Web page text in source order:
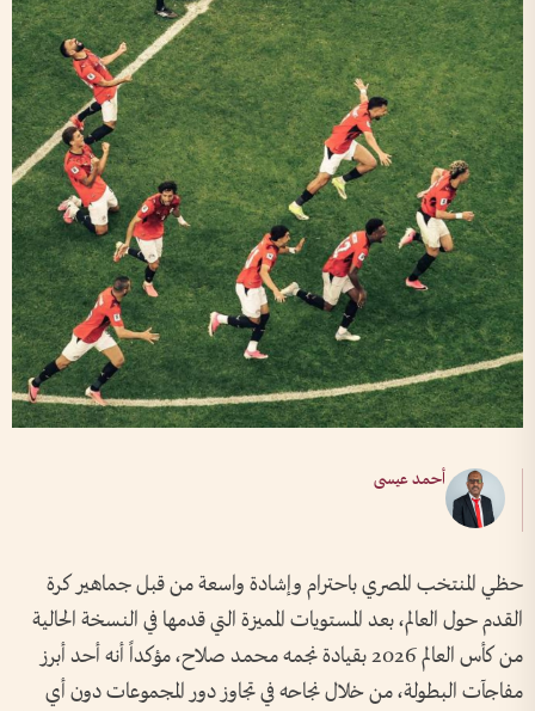
أحمد عيسى
حظي المنتخب المصري باحترام وإشادة واسعة من قبل جماهير كرة
القدم حول العالم، بعد المستويات المميزة التي قدمها في النسخة الحالية
من كأس العالم 2026 بقيادة نجمه محمد صلاح، مؤكداً أنه أحد أبرز
مفاجآت البطولة، من خلال نجاحه في تجاوز دور المجموعات دون أي